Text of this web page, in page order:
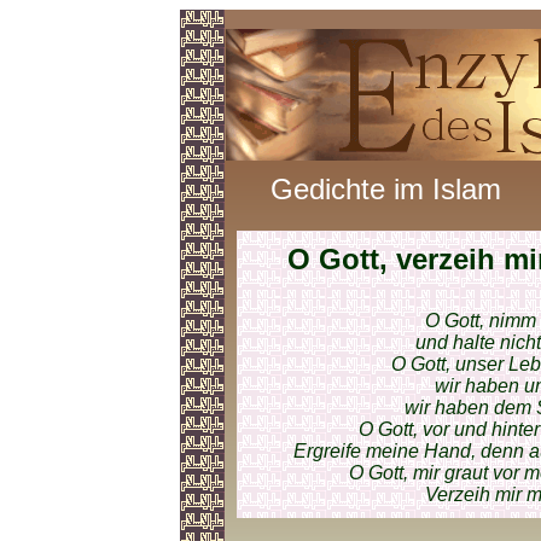
Gedichte im Islam
O Gott, verzeih
O Gott,
und halte
O Gott, unser
wir haben
wir haben dem
O Gott, vor und
Ergreife meine Hand, denn
O Gott, mir graut vor
Verzeih mir